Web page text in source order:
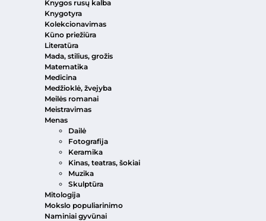
Knygos rusų kalba
Knygotyra
Kolekcionavimas
Kūno priežiūra
Literatūra
Mada, stilius, grožis
Matematika
Medicina
Medžioklė, žvejyba
Meilės romanai
Meistravimas
Menas
Dailė
Fotografija
Keramika
Kinas, teatras, šokiai
Muzika
Skulptūra
Mitologija
Mokslo populiarinimo
Naminiai gyvūnai